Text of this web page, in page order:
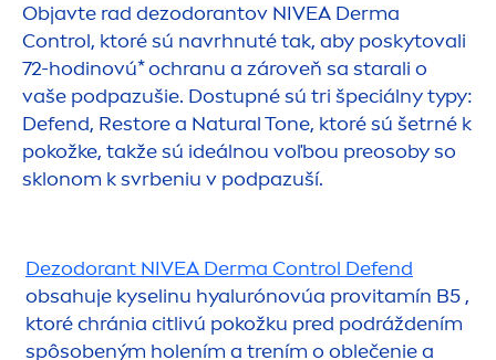
Objavte rad dezodorantov NIVEA Derma
Control, ktoré sú navrhnuté tak, aby poskytovali
72-hodinovú* ochranu a zároveň sa starali o
vaše podpazušie. Dostupné sú tri špeciálny typy:
Defend, Restore a NaturalTone, ktoré sú šetrné k
pokožke, takže sú ideálnou voľbou preosoby so
sklonom k svrbeniu v podpazuší.
Dezodorant NIVEA Derma Control Defend
obsahuje kyselinu hyalurónovúa provitamín B5 ,
ktoré chránia citlivú pokožku pred podráždením
spôsobeným holením a trením o oblečenie a